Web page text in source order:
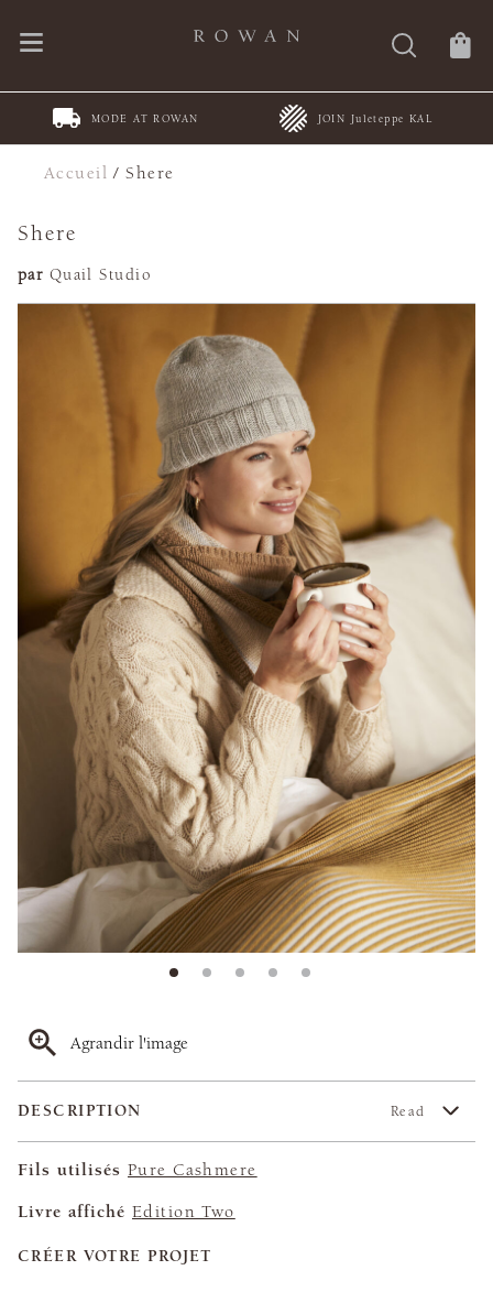
MODE AT ROWAN JOIN Juleteppe KAL
Accueil /Shere
Shere
par Quail Studio
Agrandir l'image
DESCRIPTION Read
Fils utilisés Pure Cashmere
Livre affiché Edition Two
CRÉER VOTRE PROJET